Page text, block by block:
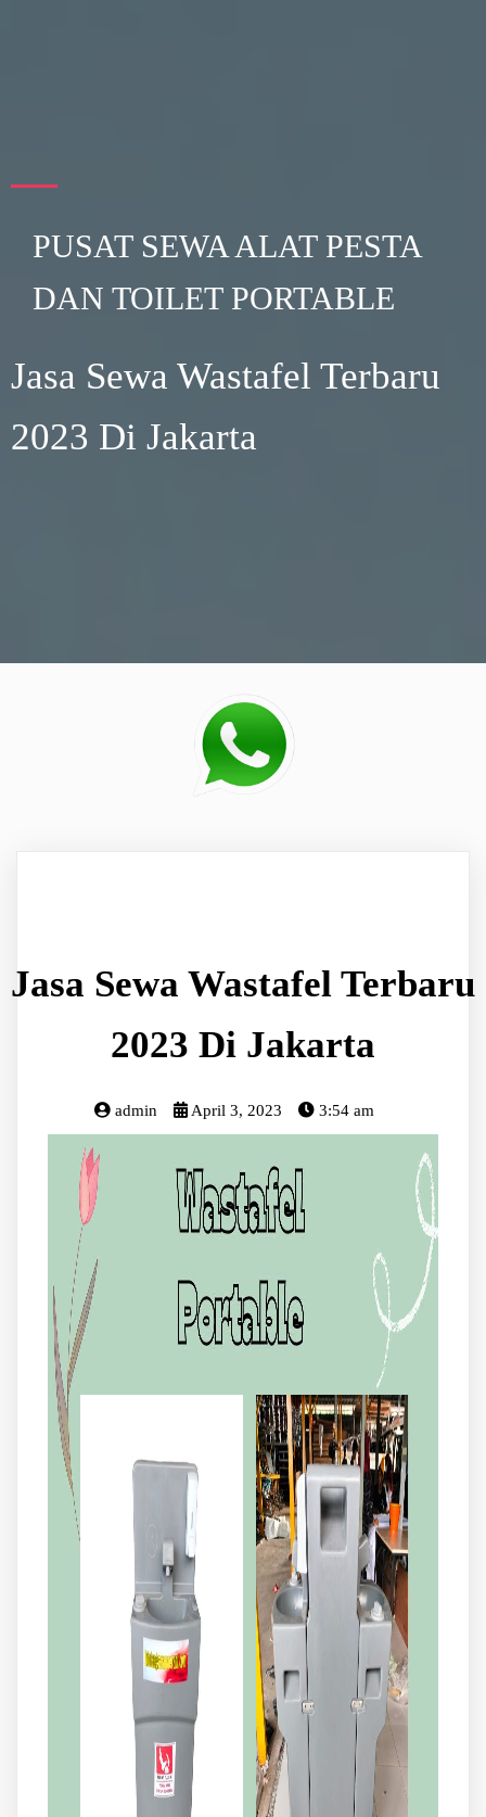
PUSAT SEWA ALAT PESTA
DAN TOILET PORTABLE
Jasa Sewa Wastafel Terbaru
2023 Di Jakarta
Jasa Sewa Wastafel Terbaru
2023 Di Jakarta
admin April 3, 2023 3:54 am